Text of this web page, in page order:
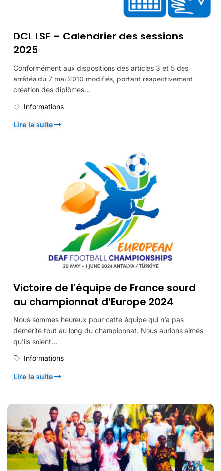
DCL LSF – Calendrier des sessions
2025
Conformément aux dispositions des articles 3 et 5 des
arrêtés du 7 mai 2010 modifiés, portant respectivement
création des diplômes...
Informations
Lire la suite
Victoire de l’équipe de France sourd
au championnat d’Europe 2024
Nous sommes heureux pour cette équipe qui n’a pas
démérité tout au long du championnat. Nous aurions aimés
qu’ils soient...
Informations
Lire la suite